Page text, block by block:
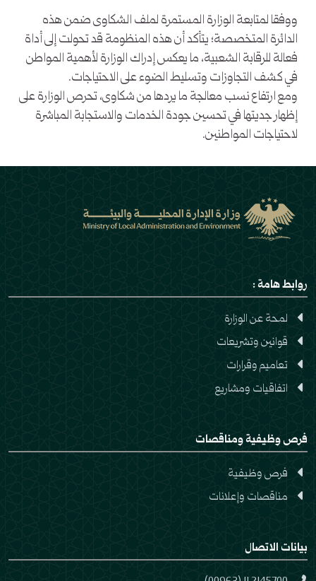
ووفقا لمتابعة الوزارة المستمرة لملف الشكاوى ضمن هذه
الدائرة المتخصصة؛ يتأكد أن هذه المنظومة قد تحولت إلى أداة
فعالة للرقابة الشعبية، ما يعكس إدراك الوزارة لأهمية المواطن
في كشف التجاوزات وتسليط الضوء على الاحتياجات.
ومع ارتفاع نسب معالجة ما يردها من شكاوى، تحرص الوزارة على
إظهار جديتها في تحسين جودة الخدمات والاستجابة المباشرة
لاحتياجات المواطنين.
روابط هامة :
لمحة عن الوزارة
قوانين وتشريعات
تعاميم وقرارات
اتفاقيات ومشاريع
فرص وظيفية ومناقصات
فرص وظيفية
مناقصات وإعلانات
بيانات الاتصال